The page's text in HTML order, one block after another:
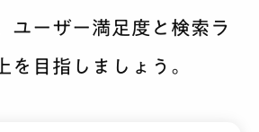
ユーザー満足度と検索ラ
を目指しましょう。